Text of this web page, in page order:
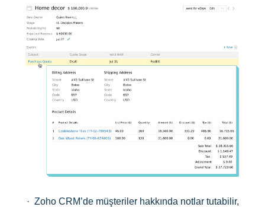
· Zoho CRM’de müşteriler hakkında notlar tutabilir,